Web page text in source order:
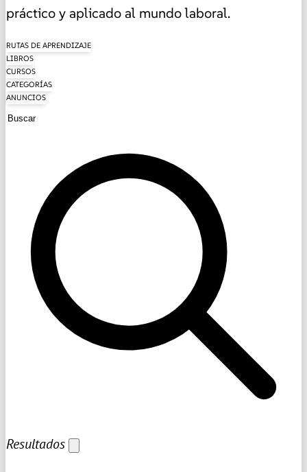
práctico y aplicado al mundo laboral.
RUTAS DE APRENDIZAJE
LIBROS
CURSOS
CATEGORÍAS
ANUNCIOS
Resultados